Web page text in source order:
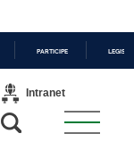
PARTICIPE
Intranet